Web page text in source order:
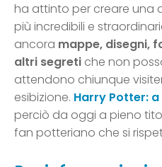
ha attinto per creare una
più incredibili e
ancora mappe, disegni,
altri segreti che non
attendono chiunque
esibizione. Harry Potter:
perciò da oggi a pieno
fan potteriano che si